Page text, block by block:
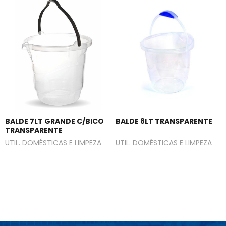
BALDE 7LT GRANDE C/BICO
TRANSPARENTE
UTIL. DOMÉSTICAS E LIMPEZA
BALDE 8LT TRANSPARENTE
UTIL. DOMÉSTICAS E LIMPEZA